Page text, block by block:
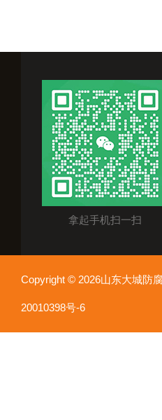
拿起手机扫一扫
Copyright © 2026山东大城防
20010398号-6